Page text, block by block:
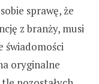
sprawę, że
z branży, musi
świadomości
oryginalne